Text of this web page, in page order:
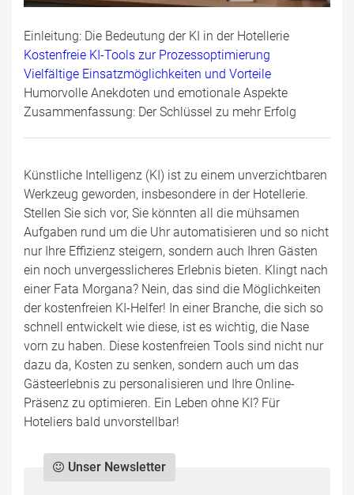
Einleitung: Die Bedeutung der KI in der Hotellerie
Kostenfreie KI-Tools zur Prozessoptimierung
Vielfältige Einsatzmöglichkeiten und Vorteile
Humorvolle Anekdoten und emotionale Aspekte
Zusammenfassung: Der Schlüssel zu mehr Erfolg
Künstliche Intelligenz (KI) ist zu einem unverzichtbaren
Werkzeug geworden, insbesondere in der Hotellerie.
Stellen Sie sich vor, Sie könnten all die mühsamen
Aufgaben rund um die Uhr automatisieren und so nicht
nur Ihre Effizienz steigern, sondern auch Ihren Gästen
ein noch unvergesslicheres Erlebnis bieten. Klingt nach
einer Fata Morgana? Nein, das sind die Möglichkeiten
der kostenfreien KI-Helfer! In einer Branche, die sich so
schnell entwickelt wie diese, ist es wichtig, die Nase
vorn zu haben. Diese kostenfreien Tools sind nicht nur
dazu da, Kosten zu senken, sondern auch um das
Gästeerlebnis zu personalisieren und Ihre Online-
Präsenz zu optimieren. Ein Leben ohne KI? Für
Hoteliers bald unvorstellbar!
Unser Newsletter